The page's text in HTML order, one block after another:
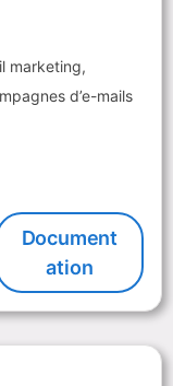
marketing,
d’e-mails
Document
ation